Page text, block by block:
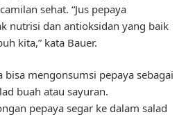
sehat. “Jus pepaya
nutrisi dan antioksidan yang baik
kita,” kata Bauer.
bisa mengonsumsi pepaya sebagai
buah atau sayuran.
pepaya segar ke dalam salad